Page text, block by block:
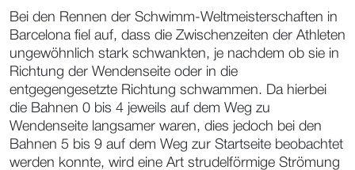
Bei den Rennen der Schwimm-Weltmeisterschaften in
Barcelona fiel auf, dass die Zwischenzeiten der Athleten
ungewöhnlich stark schwankten, je nachdem ob sie in
Richtung der Wendenseite oder in die
entgegengesetzte Richtung schwammen. Da hierbei
die Bahnen 0 bis 4 jeweils auf dem Weg zu
Wendenseite langsamer waren, dies jedoch bei den
Bahnen 5 bis 9 auf dem Weg zur Startseite beobachtet
werden konnte, wird eine Art strudelförmige Strömung